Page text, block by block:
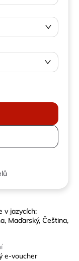
v jazycích:
Maďarský, Čeština,
e-voucher